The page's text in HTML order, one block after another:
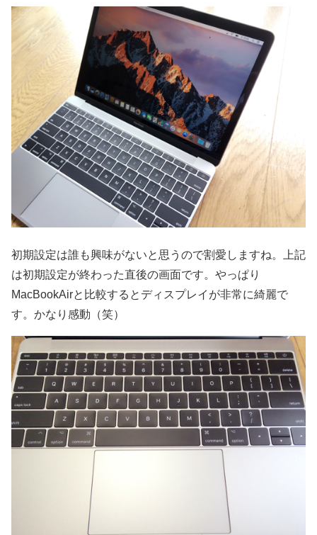
初期設定は誰も興味がないと思うので割愛しますね。上記
は初期設定が終わった直後の画面です。やっぱり
MacBookAirと比較するとディスプレイが非常に綺麗で
す。かなり感動（笑）